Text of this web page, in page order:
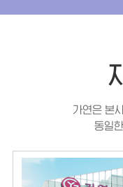
가연은 본
동일